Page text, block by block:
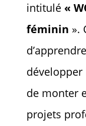
intitulé «
féminin ».
de monter
projets